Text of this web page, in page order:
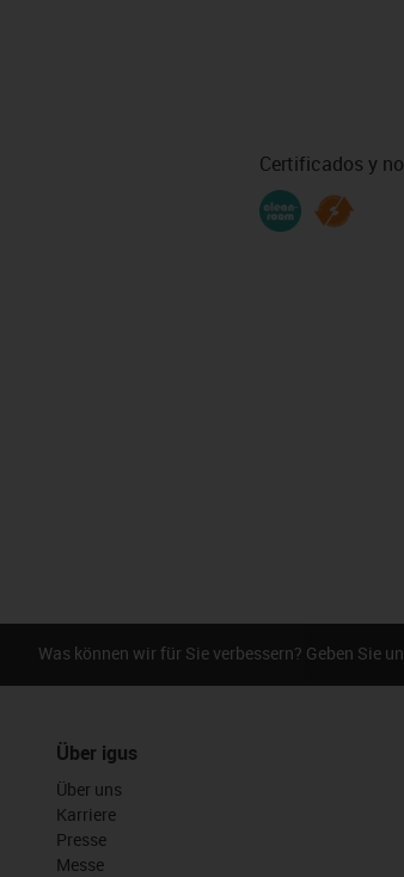
Certificados y
Was können wir für Sie verbessern? Geben Sie
Über igus
Über uns
Karriere
Presse
Messe